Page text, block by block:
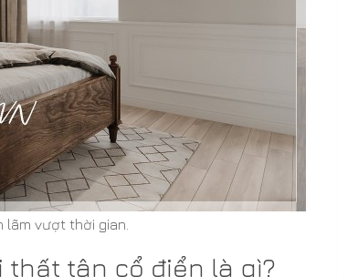
vượt thời gian.
thất tân cổ điển là gì?